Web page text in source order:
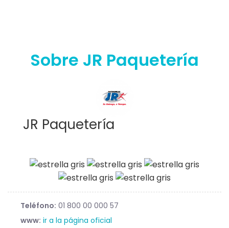
Sobre JR Paquetería
JR Paquetería
Teléfono: 01 800 00 000 57
www: ir a la página oficial